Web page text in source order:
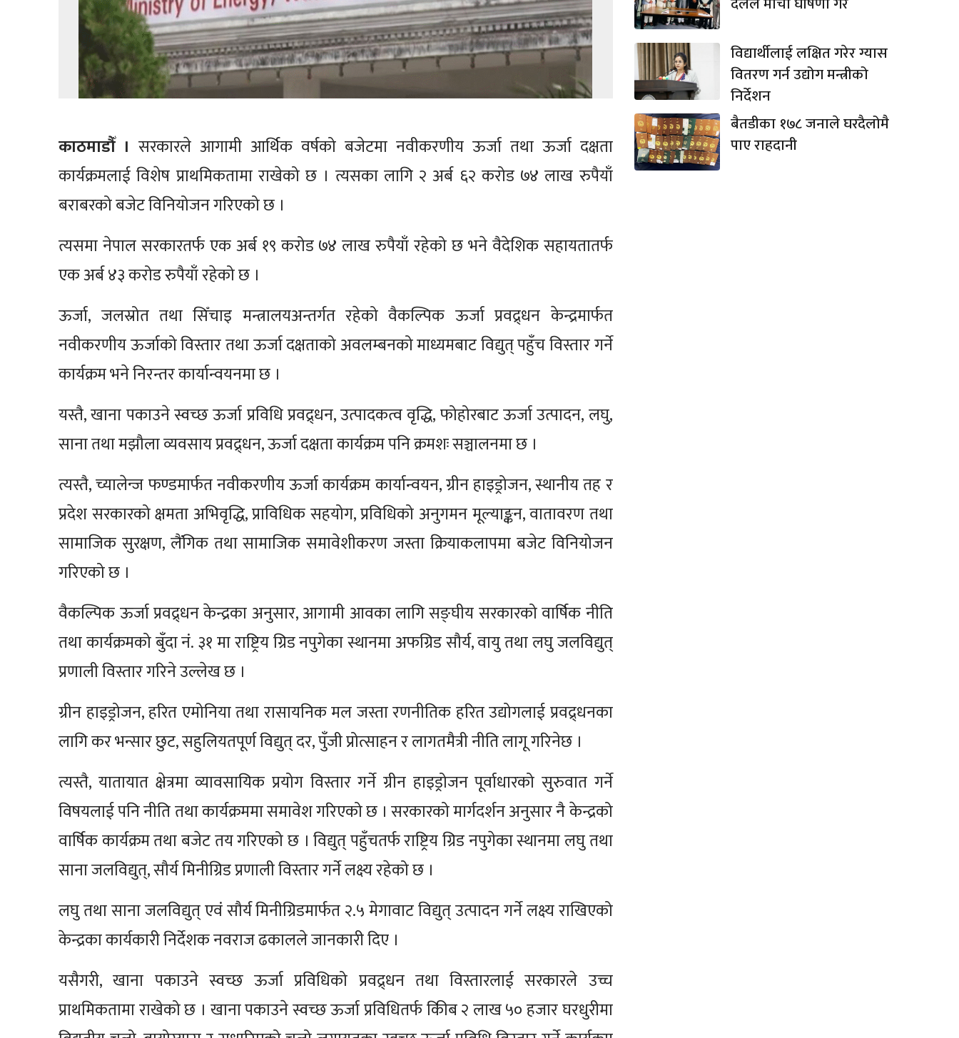
काठमाडौँ । सरकारले आगामी आर्थिक वर्षको बजेटमा नवीकरणीय ऊर्जा तथा ऊर्जा दक्षता
कार्यक्रमलाई विशेष प्राथमिकतामा राखेको छ । त्यसका लागि २ अर्ब ६२ करोड ७४ लाख रुपैयाँ
बराबरको बजेट विनियोजन गरिएको छ ।
त्यसमा नेपाल सरकारतर्फ एक अर्ब १९ करोड ७४ लाख रुपैयाँ रहेको छ भने वैदेशिक सहायतातर्फ
एक अर्ब ४३ करोड रुपैयाँ रहेको छ ।
ऊर्जा, जलस्रोत तथा सिँचाइ मन्त्रालयअन्तर्गत रहेको वैकल्पिक ऊर्जा प्रवद्र्धन केन्द्रमार्फत
नवीकरणीय ऊर्जाको विस्तार तथा ऊर्जा दक्षताको अवलम्बनको माध्यमबाट विद्युत् पहुँच विस्तार गर्ने
कार्यक्रम भने निरन्तर कार्यान्वयनमा छ ।
यस्तै, खाना पकाउने स्वच्छ ऊर्जा प्रविधि प्रवद्र्धन, उत्पादकत्व वृद्धि, फोहोरबाट ऊर्जा उत्पादन, लघु,
साना तथा मझौला व्यवसाय प्रवद्र्धन, ऊर्जा दक्षता कार्यक्रम पनि क्रमशः सञ्चालनमा छ ।
त्यस्तै, च्यालेन्ज फण्डमार्फत नवीकरणीय ऊर्जा कार्यक्रम कार्यान्वयन, ग्रीन हाइड्रोजन, स्थानीय तह र
प्रदेश सरकारको क्षमता अभिवृद्धि, प्राविधिक सहयोग, प्रविधिको अनुगमन मूल्याङ्कन, वातावरण तथा
सामाजिक सुरक्षण, लैंगिक तथा सामाजिक समावेशीकरण जस्ता क्रियाकलापमा बजेट विनियोजन
गरिएको छ ।
वैकल्पिक ऊर्जा प्रवद्र्धन केन्द्रका अनुसार, आगामी आवका लागि सङ्घीय सरकारको वार्षिक नीति
तथा कार्यक्रमको बुँदा नं. ३१ मा राष्ट्रिय ग्रिड नपुगेका स्थानमा अफग्रिड सौर्य, वायु तथा लघु जलविद्युत्
प्रणाली विस्तार गरिने उल्लेख छ ।
ग्रीन हाइड्रोजन, हरित एमोनिया तथा रासायनिक मल जस्ता रणनीतिक हरित उद्योगलाई प्रवद्र्धनका
लागि कर भन्सार छुट, सहुलियतपूर्ण विद्युत् दर, पुँजी प्रोत्साहन र लागतमैत्री नीति लागू गरिनेछ ।
त्यस्तै, यातायात क्षेत्रमा व्यावसायिक प्रयोग विस्तार गर्ने ग्रीन हाइड्रोजन पूर्वाधारको सुरुवात गर्ने
विषयलाई पनि नीति तथा कार्यक्रममा समावेश गरिएको छ । सरकारको मार्गदर्शन अनुसार नै केन्द्रको
वार्षिक कार्यक्रम तथा बजेट तय गरिएको छ । विद्युत् पहुँचतर्फ राष्ट्रिय ग्रिड नपुगेका स्थानमा लघु तथा
साना जलविद्युत्, सौर्य मिनीग्रिड प्रणाली विस्तार गर्ने लक्ष्य रहेको छ ।
लघु तथा साना जलविद्युत् एवं सौर्य मिनीग्रिडमार्फत २.५ मेगावाट विद्युत् उत्पादन गर्ने लक्ष्य राखिएको
केन्द्रका कार्यकारी निर्देशक नवराज ढकालले जानकारी दिए ।
यसैगरी, खाना पकाउने स्वच्छ ऊर्जा प्रविधिको प्रवद्र्धन तथा विस्तारलाई सरकारले उच्च
प्राथमिकतामा राखेको छ । खाना पकाउने स्वच्छ ऊर्जा प्रविधितर्फ किीब २ लाख ५० हजार घरधुरीमा
विद्यार्थीलाई लक्षित गरेर ग्यास
वितरण गर्न उद्योग मन्त्रीको
निर्देशन
बैतडीका १७८ जनाले घरदैलोमै
पाए राहदानी